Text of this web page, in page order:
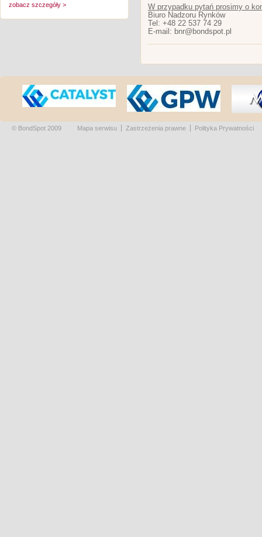
zobacz szczegóły >
W przypadku pytań prosimy o
Biuro Nadzoru Rynków
Tel: +48 22 537 74 29
E-mail: bnr@bondspot.pl
© BondSpot 2009 Mapa serwisu Zastrzeżenia prawne Polityka Prywatności